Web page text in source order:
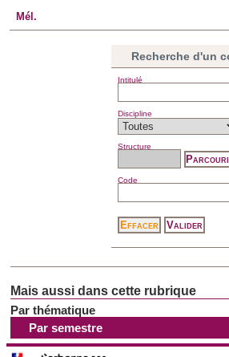
Par thématique
Par semestre
Mél.
Recherche d'un
Intitulé
Discipline
Structure
Code